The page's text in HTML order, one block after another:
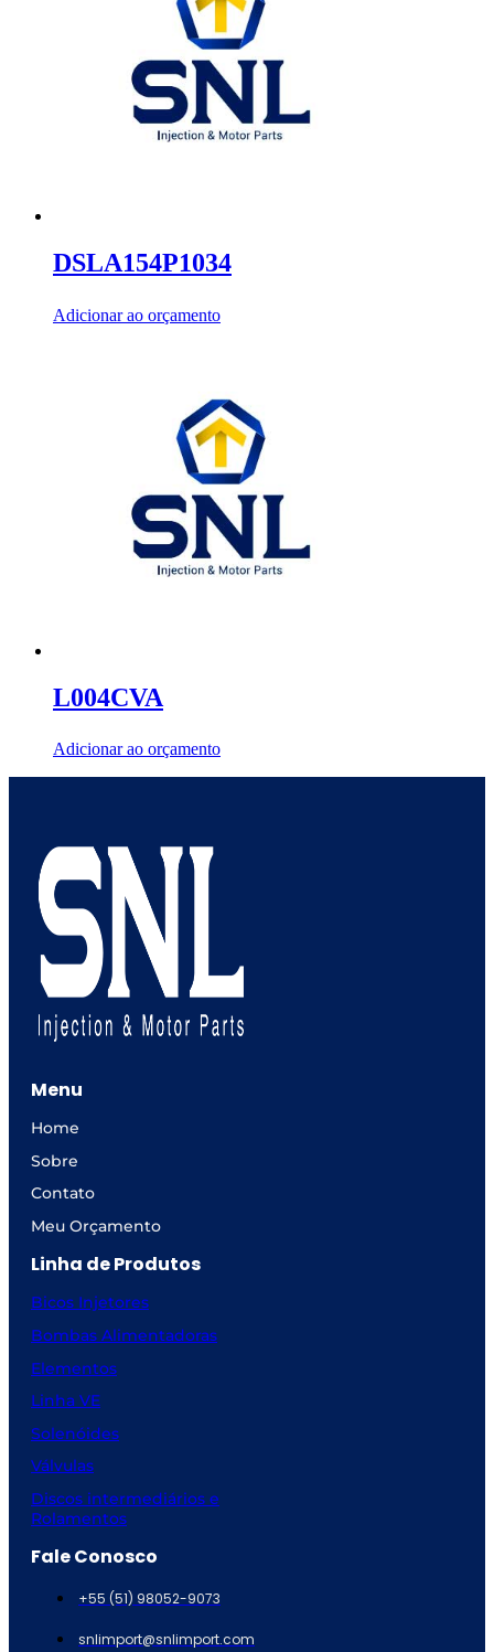
DSLA154P1034
Adicionar ao orçamento
L004CVA
Adicionar ao orçamento
Menu
Home
Sobre
Contato
Meu Orçamento
Linha de Produtos
Bicos Injetores
Bombas Alimentadoras
Elementos
Linha VE
Solenóides
Válvulas
Discos intermediários e
Rolamentos
Fale Conosco
+55 (51) 98052-9073
snlimport@snlimport.com